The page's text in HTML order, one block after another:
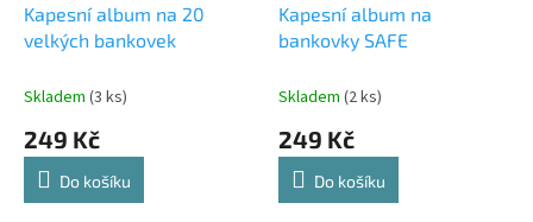
Kapesní album na 20
velkých bankovek
Skladem (3 ks)
249 Kč
Do košíku
Kapesní album na
bankovky SAFE
Skladem (2 ks)
249 Kč
Do košíku